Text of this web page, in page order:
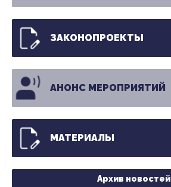
ЗАКОНОПРОЕКТЫ
АНОНС МЕРОПРИЯТИЙ
МАТЕРИАЛЫ
Архив новостей